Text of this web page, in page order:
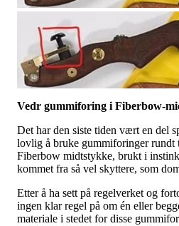
Vedr gummiforing i Fiberbow-
Det har den siste tiden vært en del
lovlig å bruke gummiforinger rundt
Fiberbow midtstykke, brukt i
kommet fra så vel skyttere, som
Etter å ha sett på regelverket og
ingen klar regel på om én eller
materiale i stedet for disse